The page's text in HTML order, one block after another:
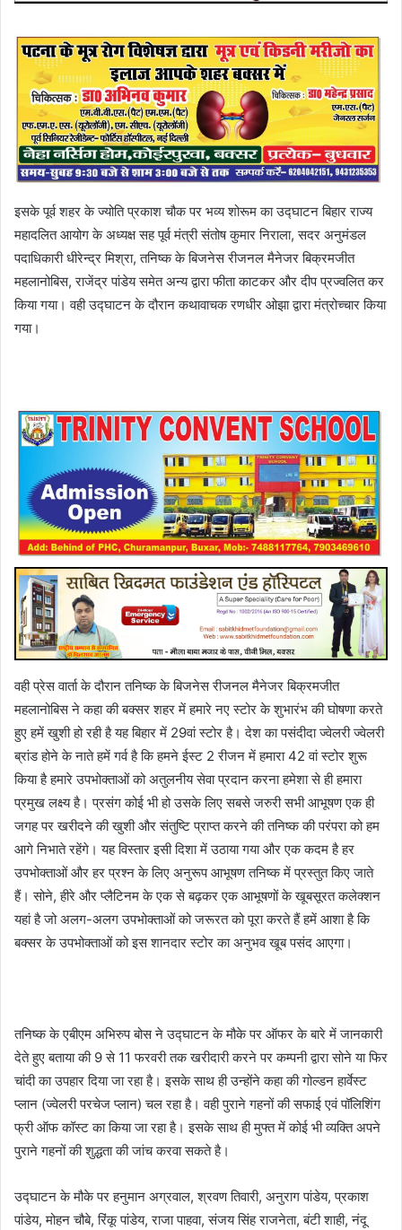
इसके पूर्व शहर के ज्योति प्रकाश चौक पर भव्य शोरूम का उद्घाटन बिहार राज्य
महादलित आयोग के अध्यक्ष सह पूर्व मंत्री संतोष कुमार निराला, सदर अनुमंडल
पदाधिकारी धीरेन्द्र मिश्रा, तनिष्क के बिजनेस रीजनल मैनेजर बिक्रमजीत
महलानोबिस, राजेंद्र पांडेय समेत अन्य द्वारा फीता काटकर और दीप प्रज्वलित कर
किया गया। वही उद्घाटन के दौरान कथावाचक रणधीर ओझा द्वारा मंत्रोच्चार किया
गया।
वही प्रेस वार्ता के दौरान तनिष्क के बिजनेस रीजनल मैनेजर बिक्रमजीत
महलानोबिस ने कहा की बक्सर शहर में हमारे नए स्टोर के शुभारंभ की घोषणा करते
हुए हमें खुशी हो रही है यह बिहार में 29वां स्टोर है। देश का पसंदीदा ज्वेलरी ज्वेलरी
ब्रांड होने के नाते हमें गर्व है कि हमने ईस्ट 2 रीजन में हमारा 42 वां स्टोर शुरू
किया है हमारे उपभोक्ताओं को अतुलनीय सेवा प्रदान करना हमेशा से ही हमारा
प्रमुख लक्ष्य है। प्रसंग कोई भी हो उसके लिए सबसे जरुरी सभी आभूषण एक ही
जगह पर खरीदने की खुशी और संतुष्टि प्राप्त करने की तनिष्क की परंपरा को हम
आगे निभाते रहेंगे। यह विस्तार इसी दिशा में उठाया गया और एक कदम है हर
उपभोक्ताओं और हर प्रश्न के लिए अनुरूप आभूषण तनिष्क में प्रस्तुत किए जाते
हैं। सोने, हीरे और प्लैटिनम के एक से बढ़कर एक आभूषणों के खूबसूरत कलेक्शन
यहां है जो अलग-अलग उपभोक्ताओं को जरूरत को पूरा करते हैं हमें आशा है कि
बक्सर के उपभोक्ताओं को इस शानदार स्टोर का अनुभव खूब पसंद आएगा।
तनिष्क के एबीएम अभिरुप बोस ने उद्घाटन के मौके पर ऑफर के बारे में जानकारी
देते हुए बताया की 9 से 11 फरवरी तक खरीदारी करने पर कम्पनी द्वारा सोने या फिर
चांदी का उपहार दिया जा रहा है। इसके साथ ही उन्होंने कहा की गोल्डन हार्वेस्ट
प्लान (ज्वेलरी परचेज प्लान) चल रहा है। वही पुराने गहनों की सफाई एवं पॉलिशिंग
फ्री ऑफ कॉस्ट का किया जा रहा है। इसके साथ ही मुफ्त में कोई भी व्यक्ति अपने
पुराने गहनों की शुद्धता की जांच करवा सकते है।
उद्घाटन के मौके पर हनुमान अग्रवाल, श्रवण तिवारी, अनुराग पांडेय, प्रकाश
पांडेय, मोहन चौबे, रिंकू पांडेय, राजा पाहवा, संजय सिंह राजनेता, बंटी शाही, नंदू